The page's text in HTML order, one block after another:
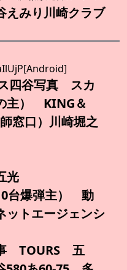
えみり川崎クラブ
四谷写真 スカ
主） KING＆
窓口）川崎堀之
光
台爆弾主） 動
トエージェンシ
TOURS 五